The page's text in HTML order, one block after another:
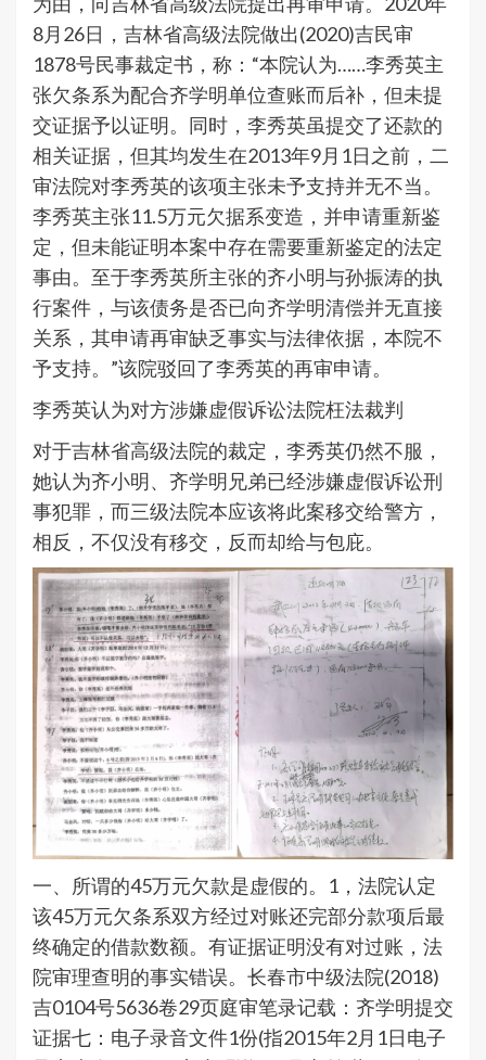
8月26日，吉林省高级法院做出(2020)吉民审
1878号民事裁定书，称：“本院认为……李秀英主
张欠条系为配合齐学明单位查账而后补，但未提
交证据予以证明。同时，李秀英虽提交了还款的
相关证据，但其均发生在2013年9月1日之前，二
审法院对李秀英的该项主张未予支持并无不当。
李秀英主张11.5万元欠据系变造，并申请重新鉴
定，但未能证明本案中存在需要重新鉴定的法定
事由。至于李秀英所主张的齐小明与孙振涛的执
行案件，与该债务是否已向齐学明清偿并无直接
关系，其申请再审缺乏事实与法律依据，本院不
予支持。”该院驳回了李秀英的再审申请。
李秀英认为对方涉嫌虚假诉讼法院枉法裁判
对于吉林省高级法院的裁定，李秀英仍然不服，
她认为齐小明、齐学明兄弟已经涉嫌虚假诉讼刑
事犯罪，而三级法院本应该将此案移交给警方，
相反，不仅没有移交，反而却给与包庇。
一、所谓的45万元欠款是虚假的。1，法院认定
该45万元欠条系双方经过对账还完部分款项后最
终确定的借款数额。有证据证明没有对过账，法
院审理查明的事实错误。长春市中级法院(2018)
吉0104号5636卷29页庭审笔录记载：齐学明提交
证据七：电子录音文件1份(指2015年2月1日电子